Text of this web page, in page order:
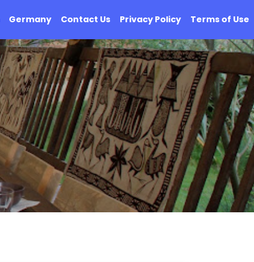
Germany Contact Us Privacy Policy Terms of Use